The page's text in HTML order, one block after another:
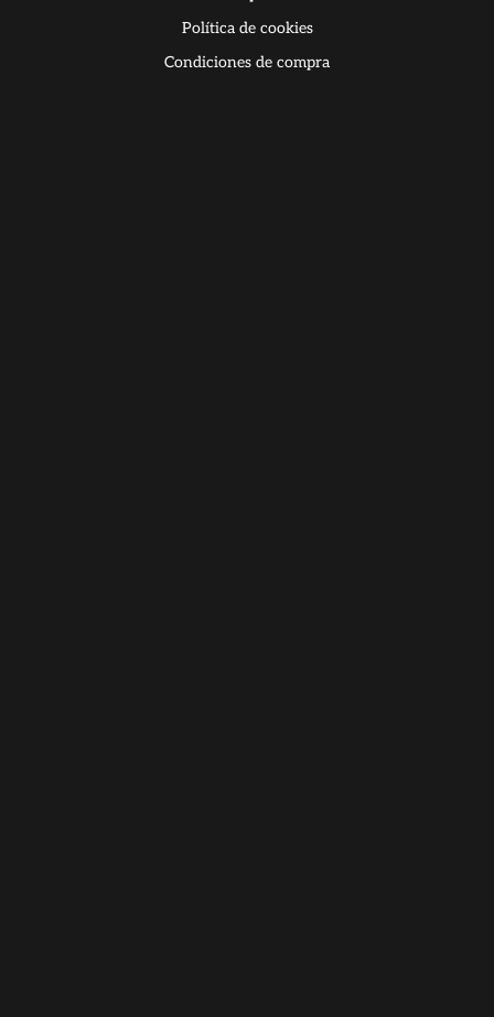
Política de cookies
Condiciones de compra